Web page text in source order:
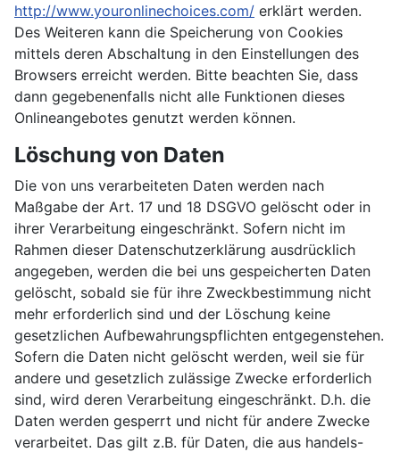
http://www.youronlinechoices.com/ erklärt werden.
Des Weiteren kann die Speicherung von Cookies
mittels deren Abschaltung in den Einstellungen des
Browsers erreicht werden. Bitte beachten Sie, dass
dann gegebenenfalls nicht alle Funktionen dieses
Onlineangebotes genutzt werden können.
Löschung von Daten
Die von uns verarbeiteten Daten werden nach
Maßgabe der Art. 17 und 18 DSGVO gelöscht oder in
ihrer Verarbeitung eingeschränkt. Sofern nicht im
Rahmen dieser Datenschutzerklärung ausdrücklich
angegeben, werden die bei uns gespeicherten Daten
gelöscht, sobald sie für ihre Zweckbestimmung nicht
mehr erforderlich sind und der Löschung keine
gesetzlichen Aufbewahrungspflichten entgegenstehen.
Sofern die Daten nicht gelöscht werden, weil sie für
andere und gesetzlich zulässige Zwecke erforderlich
sind, wird deren Verarbeitung eingeschränkt. D.h. die
Daten werden gesperrt und nicht für andere Zwecke
verarbeitet. Das gilt z.B. für Daten, die aus handels-